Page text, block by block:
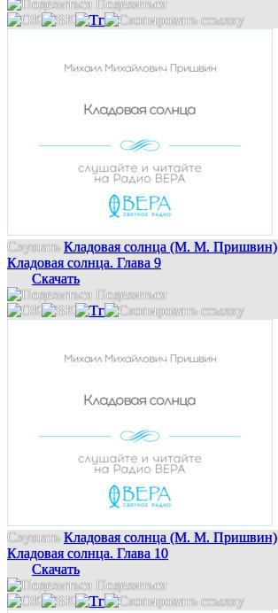
Поделиться
Слушать Кладовая солнца (М. М. Пришвин)
Кладовая солнца. Глава 9
Скачать
Поделиться
Слушать Кладовая солнца (М. М. Пришвин)
Кладовая солнца. Глава 10
Скачать
Поделиться